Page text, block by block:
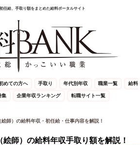
任給、手取り額をまとめた給料ポータルサイト
めての方へ 手取り 年代別年収 職業一覧 給料
集 企業年収ランキング 転職サイト一覧
師）の給料年収・初任給・仕事内容を解説！
師）の給料年収手取り額を解説！